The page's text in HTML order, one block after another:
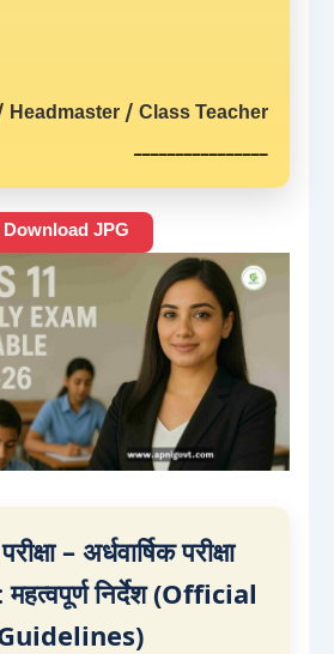
Headmaster / Class Teacher
________________
Download JPG
– अर्धवार्षिक परीक्षा
निर्देश (Official